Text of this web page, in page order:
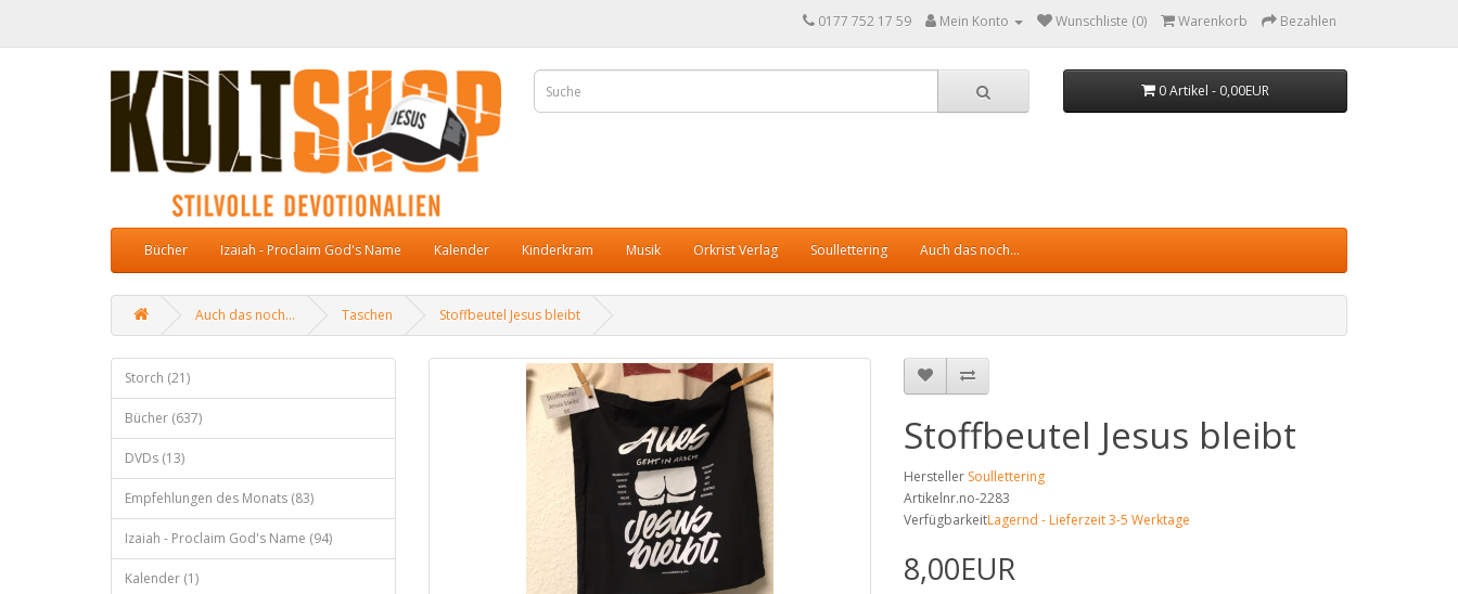
0177 752 17 59 Mein Konto Wunschliste (0) Warenkorb Bezahlen
0 Artikel - 0,00EUR
Bücher Izaiah - Proclaim God's Name Kalender Kinderkram Musik Orkrist Verlag Soullettering Auch das noch...
Auch das noch... Taschen Stoffbeutel Jesus bleibt
Storch (21)
Bücher (637)
DVDs (13)
Empfehlungen des Monats (83)
Izaiah - Proclaim God's Name (94)
Kalender (1)
Stoffbeutel Jesus bleibt
Hersteller Soullettering
Artikelnr.no-2283
VerfügbarkeitLagernd - Lieferzeit 3-5 Werktage
8,00EUR